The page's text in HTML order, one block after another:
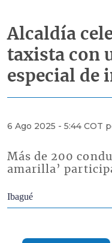
Alcaldía
taxista con
especial de
6 Ago 2025 - 5:44 COT
Más de 200
amarilla’
Econoticias y Eventos
Ibagué